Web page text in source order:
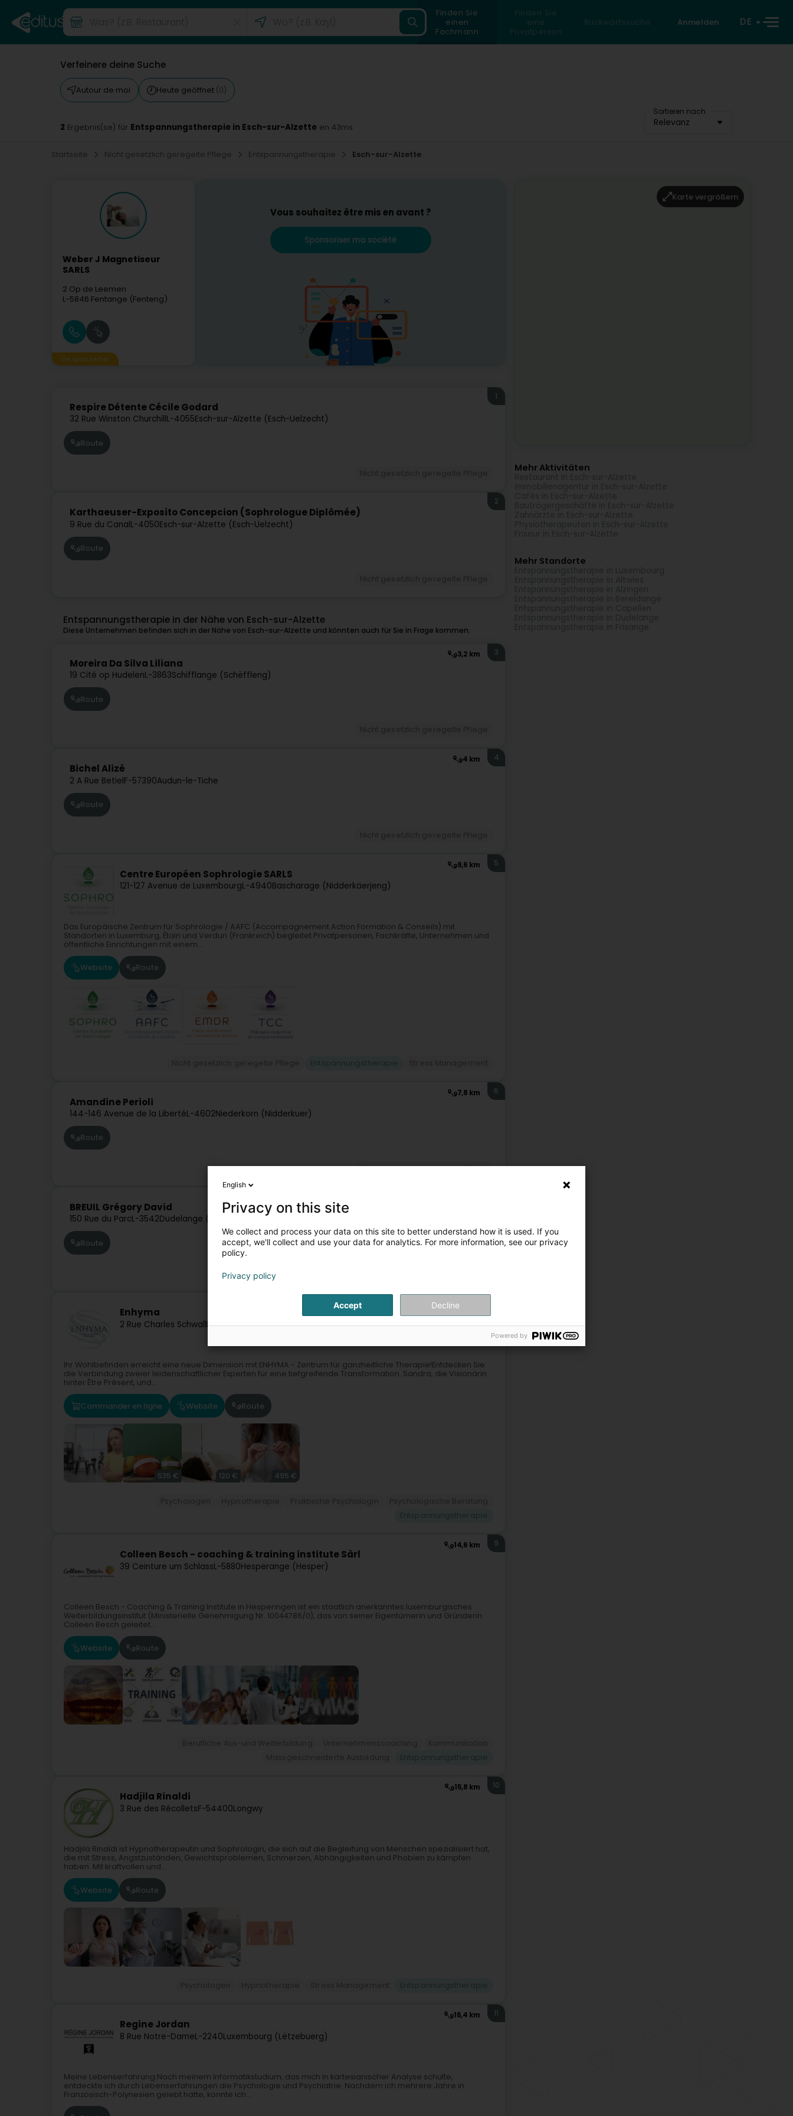
Finden Sie
einen
Fachmann
Finden Sie
eine
Privatperson
Rückwärtssuche Anmelden DE
Verfeinere deine Suche
Autour de moi Heute geöffnet (0)
Sortieren nach
Relevanz
2 Ergebnis(se) für Entspannungstherapie in Esch-sur-Alzette en 43ms
Startseite Nicht gesetzlich geregelte Pflege Entspannungstherapie Esch-sur-Alzette
Weber J Magnetiseur
SARLS
2 Op de Leemen
L-5846 Fentange (Fenteng)
Gesponserter
Vous souhaitez être mis en avant ?
Sponsoriser ma société
Respire Détente Cécile Godard
32 Rue Winston ChurchillL-4055Esch-sur-Alzette (Esch-Uelzecht)
1
Route
Karthaeuser-Exposito Concepcion (Sophrologue Diplômée)
9 Rue du CanalL-4050Esch-sur-Alzette (Esch-Uelzecht)
2
Route
Entspannungstherapie in der Nähe von Esch-sur-Alzette
Diese Unternehmen befinden sich in der Nähe von Esch-sur-Alzette und könnten auch für Sie in Frage kommen.
3,2 km
Moreira Da Silva Liliana
19 Cité op HudelenL-3863Schifflange (Schëffleng)
3
Route
4 km
Bichel Alizé
2 A Rue BetielF-57390Audun-le-Tiche
4
Route
9,6 km
Centre Européen Sophrologie SARLS
121-127 Avenue de LuxembourgL-4940Bascharage (Nidderkäerjeng)
5
Das Europäische Zentrum für Sophrologie / AAFC (Accompagnement Action Formation & Conseils) mit
Standorten in Luxemburg, Étain und Verdun (Frankreich) begleitet Privatpersonen, Fachkräfte, Unternehmen und
öffentliche Einrichtungen mit einem...
Website Route
7,8 km
Amandine Perioli
144-146 Avenue de la LibertéL-4602Niederkorn (Nidderkuer)
6
Route
Nicht gesetzlich geregelte Pflege
BREUIL Grégory David
150 Rue du ParcL-3542Dudelange (Diddeleng)
Route
13,9 km
Enhyma
2 Rue Charles SchwallL-8093Bertrange (Bartreng)
Ihr Wohlbefinden erreicht eine neue Dimension mit ENHYMA - Zentrum für ganzheitliche Therapie!Entdecken Sie
die Verbindung zweier leidenschaftlicher Experten für eine tiefgreifende Transformation. Sandra, die Visionärin
hinter Être Présent, und...
Commander en ligne Website Route
535 € 120 € 495 €
14,6 km
Colleen Besch - coaching & training institute Sàrl
39 Ceinture um SchlassL-5880Hesperange (Hesper)
9
Colleen Besch - Coaching & Training Institute in Hesperingen ist ein staatlich anerkanntes luxemburgisches
Weiterbildungsinstitut (Ministerielle Genehmigung Nr. 10044786/0), das von seiner Eigentümerin und Gründerin
Colleen Besch geleitet...
Website Route
15,8 km
Hadjila Rinaldi
3 Rue des RécolletsF-54400Longwy
10
Hadjila Rinaldi ist Hypnotherapeutin und Sophrologin, die sich auf die Begleitung von Menschen spezialisiert hat,
die mit Stress, Angstzuständen, Gewichtsproblemen, Schmerzen, Abhängigkeiten und Phobien zu kämpfen
haben. Mit kraftvollen und...
Website Route
16,4 km
Regine Jordan
8 Rue Notre-DameL-2240Luxembourg (Lëtzebuerg)
11
Meine Lebenserfahrung:Nach meinem Informatikstudium, das mich in kartesianischer Analyse schulte,
entdeckte ich durch Lebenserfahrungen die Psychologie und Psychiatrie. Nachdem ich mehrere Jahre in
Französisch-Polynesien gelebt hatte, konnte ich...
Karte vergrößern
Mehr Aktivitäten
Mehr Standorte
English
Privacy on this site
We collect and process your data on this site to better understand how it is used. If you
accept, we'll collect and use your data for analytics. For more information, see our privacy
policy.
Privacy policy
Accept Decline
Powered by